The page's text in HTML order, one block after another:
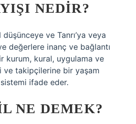
NEDIR?
ve Tanrı’ya veya
değerlere inanç ve bağlantı
kurum, kural, uygulama ve
ve takipçilerine bir yaşam
ifade eder.
NE DEMEK?